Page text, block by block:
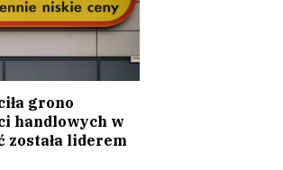
grono
handlowych w
została liderem